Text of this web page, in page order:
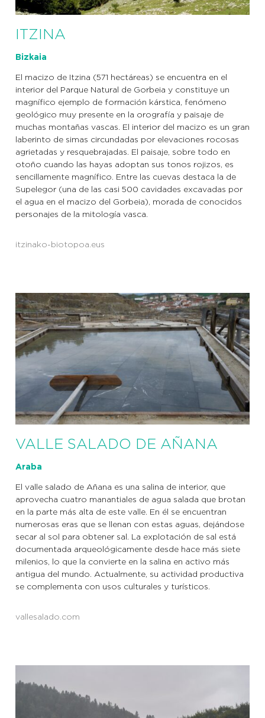
ITZINA
Bizkaia
El macizo de Itzina (571 hectáreas) se encuentra en el
interior del Parque Natural de Gorbeia y constituye un
magnífico ejemplo de formación kárstica, fenómeno
geológico muy presente en la orografía y paisaje de
muchas montañas vascas. El interior del macizo es un gran
laberinto de simas circundadas por elevaciones rocosas
agrietadas y resquebrajadas. El paisaje, sobre todo en
otoño cuando las hayas adoptan sus tonos rojizos, es
sencillamente magnífico. Entre las cuevas destaca la de
Supelegor (una de las casi 500 cavidades excavadas por
el agua en el macizo del Gorbeia), morada de conocidos
personajes de la mitología vasca.
itzinako-biotopoa.eus
VALLE SALADO DE AÑANA
Araba
El valle salado de Añana es una salina de interior, que
aprovecha cuatro manantiales de agua salada que brotan
en la parte más alta de este valle. En él se encuentran
numerosas eras que se llenan con estas aguas, dejándose
secar al sol para obtener sal. La explotación de sal está
documentada arqueológicamente desde hace más siete
milenios, lo que la convierte en la salina en activo más
antigua del mundo. Actualmente, su actividad productiva
se complementa con usos culturales y turísticos.
vallesalado.com